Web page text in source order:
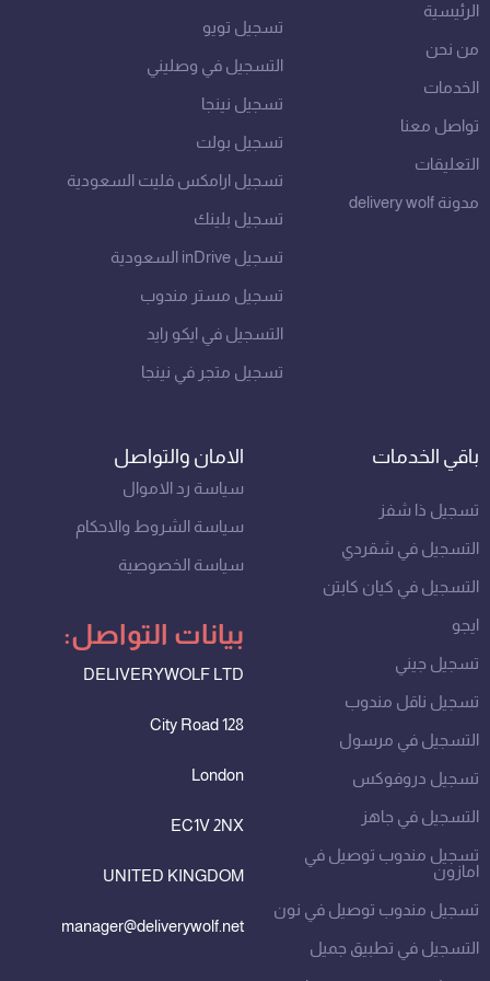
الرئيسية
من نحن
الخدمات
تواصل معنا
التعليقات
مدونة delivery wolf
تسجيل تويو
التسجيل في وصليني
تسجيل نينجا
تسجيل بولت
تسجيل ارامكس فليت السعودية
تسجيل بلينك
تسجيل inDrive السعودية
تسجيل مستر مندوب
التسجيل في ايكو رايد
تسجيل متجر في نينجا
باقي الخدمات
تسجيل ذا شفز
التسجيل في شقردي
التسجيل في كيان كابتن
ايجو
تسجيل جيني
تسجيل ناقل مندوب
التسجيل في مرسول
تسجيل دروفوكس
التسجيل في جاهز
تسجيل مندوب توصيل في
امازون
تسجيل مندوب توصيل في نون
التسجيل في تطبيق جميل
الامان والتواصل
سياسة رد الاموال
سياسة الشروط والاحكام
سياسة الخصوصية
بيانات التواصل:
DELIVERYWOLF LTD
128 City Road
London
EC1V 2NX
UNITED KINGDOM
manager@deliverywolf.net